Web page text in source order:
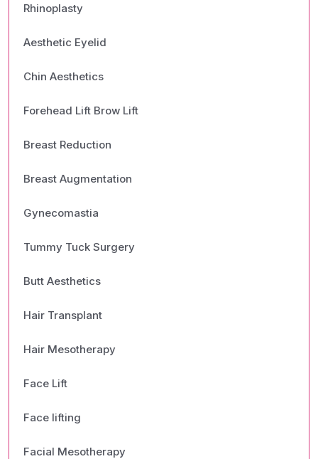
Rhinoplasty
Aesthetic Eyelid
Chin Aesthetics
Forehead Lift Brow Lift
Breast Reduction
Breast Augmentation
Gynecomastia
Tummy Tuck Surgery
Butt Aesthetics
Hair Transplant
Hair Mesotherapy
Face Lift
Face lifting
Facial Mesotherapy